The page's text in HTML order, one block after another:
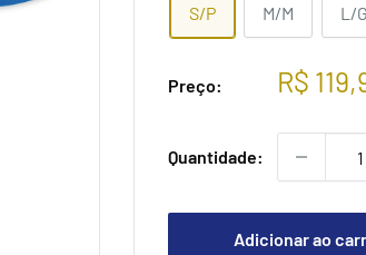
S/P M/M L/G
Preço:
Preço
R$
Quantidade:
Adicionar ao